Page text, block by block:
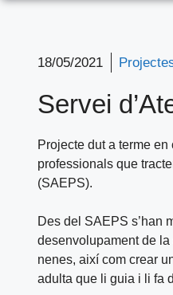
18/05/2021
Servei
Projecte dut a terme
professionals que
(SAEPS).
Des del SAEPS s’han
desenvolupament de
nenes, així com crear
adulta que li guia i li fa